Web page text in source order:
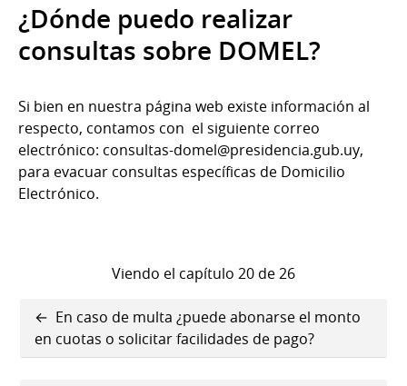
¿Dónde puedo realizar
consultas sobre DOMEL?
Si bien en nuestra página web existe información al
respecto, contamos con el siguiente correo
electrónico: consultas-domel@presidencia.gub.uy,
para evacuar consultas específicas de Domicilio
Electrónico.
Viendo el capítulo 20 de 26
Enlaces
transversales
En caso de multa ¿puede abonarse el monto
en cuotas o solicitar facilidades de pago?